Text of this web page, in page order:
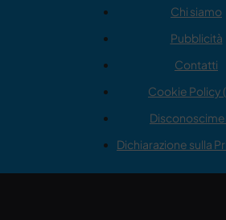
Chi siamo
Pubblicità
Contatti
Cookie Policy
Dichiarazione sulla